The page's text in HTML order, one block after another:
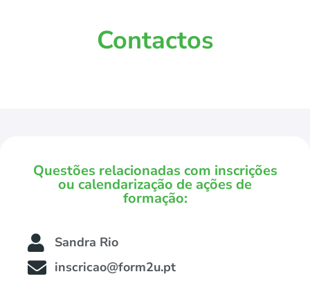
Contactos
Questões relacionadas com inscrições
ou calendarização de ações de
formação:
Sandra Rio
inscricao@form2u.pt